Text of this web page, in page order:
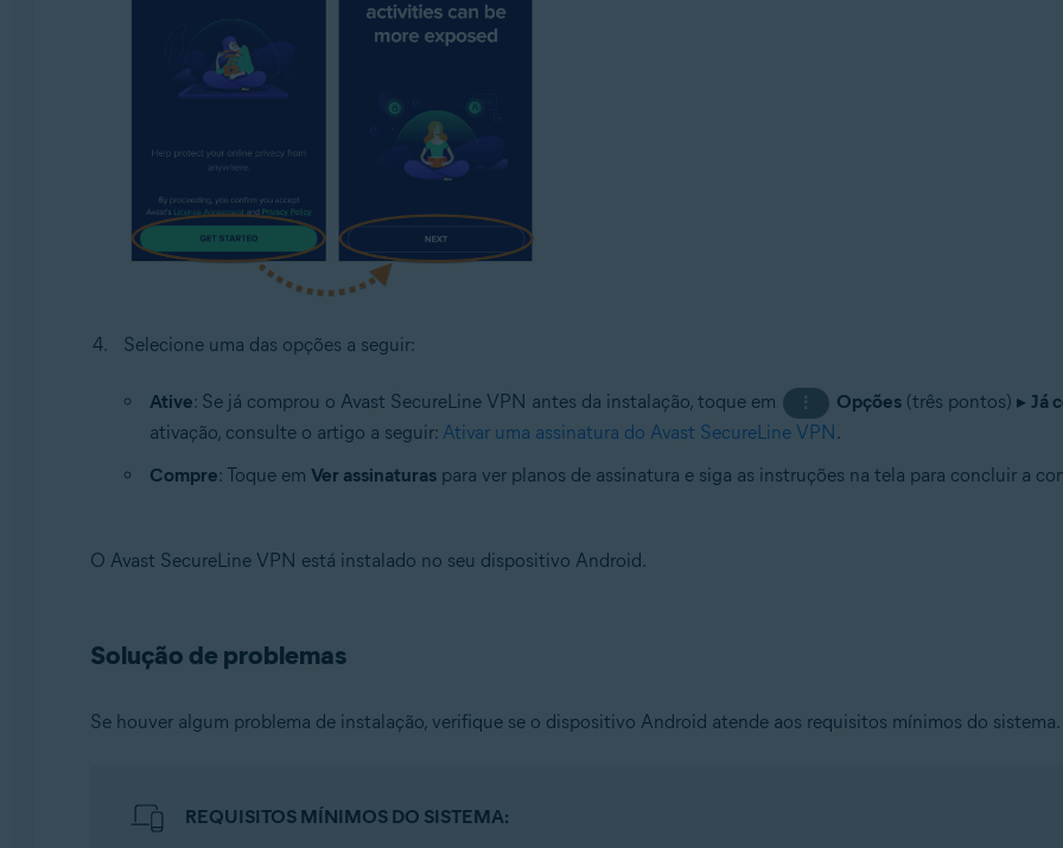
Selecione uma das opções a seguir:
Ative: Se já comprou o Avast SecureLine VPN antes da instalação, toque em ⋮ Opções (três pontos) ▸Já
ativação, consulte o artigo a seguir: Ativar uma assinatura do Avast SecureLine VPN.
Compre: Toque em Ver assinaturaspara ver planos de assinatura e siga as instruções na tela para concluir a
O Avast SecureLine VPN está instalado no seu dispositivo Android.
Solução de problemas
Se houver algum problema de instalação, verifique se o dispositivo Android atende aos requisitos mínimos do sistema.
REQUISITOS MÍNIMOS DO SISTEMA: